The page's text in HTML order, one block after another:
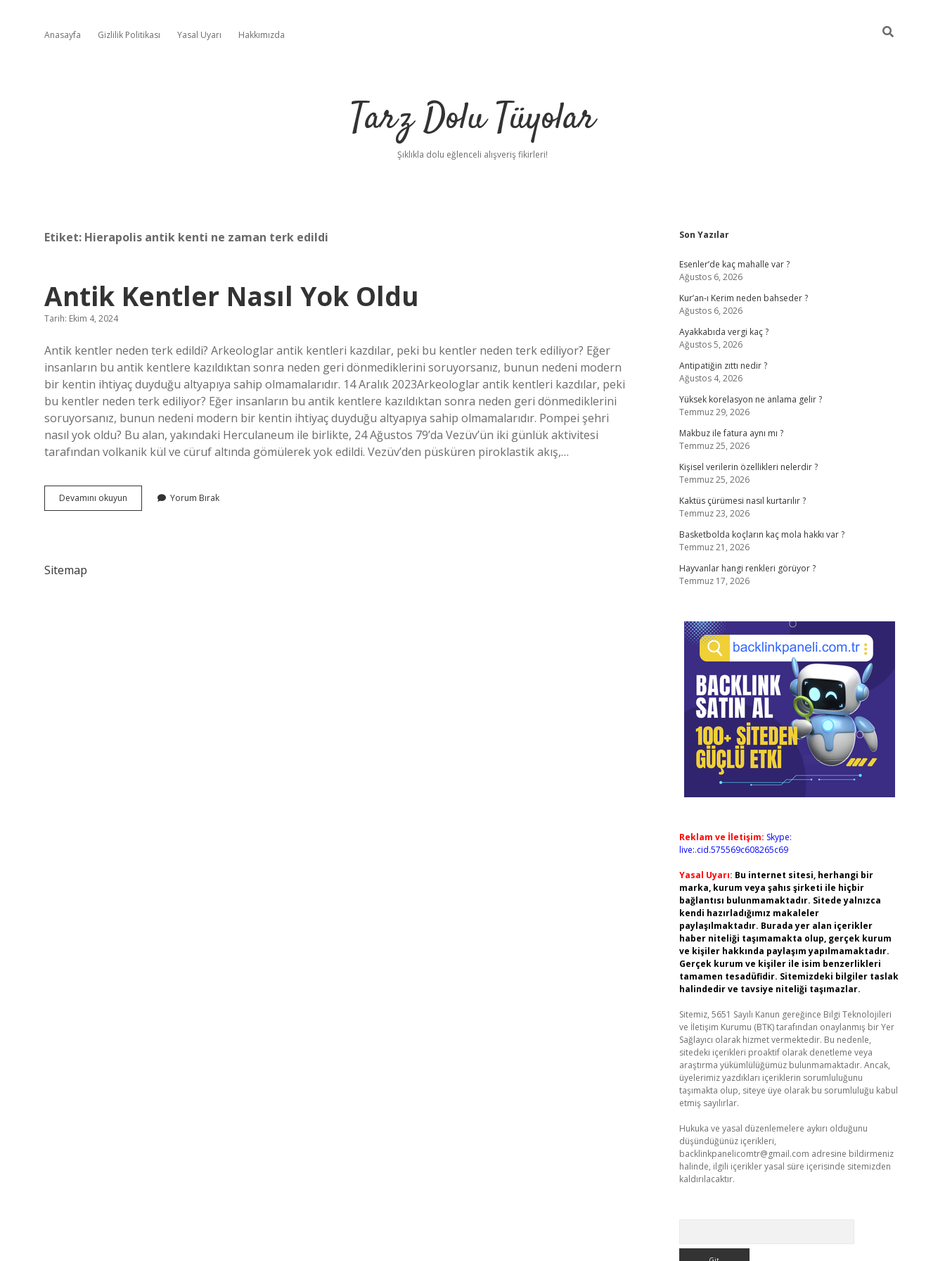
Anasayfa Gizlilik Politikası Yasal Uyarı Hakkımızda
Tarz Dolu Tüyolar
Şıklıkla dolu eğlenceli alışveriş fikirleri!
Etiket: Hierapolis antik kenti ne zaman terk edildi
Antik Kentler Nasıl Yok Oldu
Tarih: Ekim 4, 2024
Antik kentler neden terk edildi? Arkeologlar antik kentleri kazdılar, peki bu kentler neden terk ediliyor? Eğer
insanların bu antik kentlere kazıldıktan sonra neden geri dönmediklerini soruyorsanız, bunun nedeni modern
bir kentin ihtiyaç duyduğu altyapıya sahip olmamalarıdır. 14 Aralık 2023Arkeologlar antik kentleri kazdılar, peki
bu kentler neden terk ediliyor? Eğer insanların bu antik kentlere kazıldıktan sonra neden geri dönmediklerini
soruyorsanız, bunun nedeni modern bir kentin ihtiyaç duyduğu altyapıya sahip olmamalarıdır. Pompei şehri
nasıl yok oldu? Bu alan, yakındaki Herculaneum ile birlikte, 24 Ağustos 79’da Vezüv’ün iki günlük aktivitesi
tarafından volkanik kül ve cüruf altında gömülerek yok edildi. Vezüv’den püsküren piroklastik akış,…
Devamını okuyun
Kentler
Yorum Bırak
Sitemap
Sidebar
Son Yazılar
Esenler’de kaç mahalle var ?
Ağustos 6, 2026
Kur’an-ı Kerim neden bahseder ?
Ağustos 6, 2026
Ayakkabıda vergi kaç ?
Ağustos 5, 2026
Antipatiğin zıttı nedir ?
Ağustos 4, 2026
Yüksek korelasyon ne anlama gelir ?
Temmuz 29, 2026
Makbuz ile fatura aynı mı ?
Temmuz 25, 2026
Kişisel verilerin özellikleri nelerdir ?
Temmuz 25, 2026
Kaktüs çürümesi nasıl kurtarılır ?
Temmuz 23, 2026
Basketbolda koçların kaç mola hakkı var ?
Temmuz 21, 2026
Hayvanlar hangi renkleri görüyor ?
Temmuz 17, 2026
Reklam ve İletişim: Skype:
live:.cid.575569c608265c69
Yasal Uyarı: Bu internet sitesi, herhangi bir
marka, kurum veya şahıs şirketi ile hiçbir
bağlantısı bulunmamaktadır. Sitede yalnızca
kendi hazırladığımız makaleler
paylaşılmaktadır. Burada yer alan içerikler
haber niteliği taşımamakta olup, gerçek kurum
ve kişiler hakkında paylaşım yapılmamaktadır.
Gerçek kurum ve kişiler ile isim benzerlikleri
tamamen tesadüfidir. Sitemizdeki bilgiler taslak
halindedir ve tavsiye niteliği taşımazlar.
Sitemiz, 5651 Sayılı Kanun gereğince Bilgi Teknolojileri
ve İletişim Kurumu (BTK) tarafından onaylanmış bir Yer
Sağlayıcı olarak hizmet vermektedir. Bu nedenle,
sitedeki içerikleri proaktif olarak denetleme veya
araştırma yükümlülüğümüz bulunmamaktadır. Ancak,
üyelerimiz yazdıkları içeriklerin sorumluluğunu
taşımakta olup, siteye üye olarak bu sorumluluğu kabul
etmiş sayılırlar.
Hukuka ve yasal düzenlemelere aykırı olduğunu
düşündüğünüz içerikleri,
backlinkpanelicomtr@gmail.com adresine bildirmeniz
halinde, ilgili içerikler yasal süre içerisinde sitemizden
kaldırılacaktır.
hiltonbetilbet giriş yap